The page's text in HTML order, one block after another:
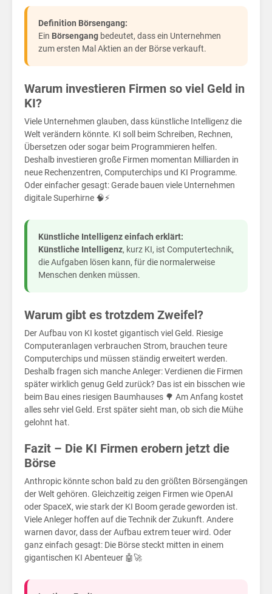
–
Definition Börsengang:
Ein Börsengang bedeutet, dass ein Unternehmen
zum ersten Mal Aktien an der Börse verkauft.
Warum investieren Firmen so viel Geld in
KI?
Viele Unternehmen glauben, dass künstliche Intelligenz die
Welt verändern könnte. KI soll beim Schreiben, Rechnen,
Übersetzen oder sogar beim Programmieren helfen.
Deshalb investieren große Firmen momentan Milliarden in
neue Rechenzentren, Computerchips und KI Programme.
Oder einfacher gesagt: Gerade bauen viele Unternehmen
digitale Superhirne 🧠⚡
Künstliche Intelligenz einfach erklärt:
Künstliche Intelligenz, kurz KI, ist Computertechnik,
die Aufgaben lösen kann, für die normalerweise
Menschen denken müssen.
Warum gibt es trotzdem Zweifel?
Der Aufbau von KI kostet gigantisch viel Geld. Riesige
Computeranlagen verbrauchen Strom, brauchen teure
Computerchips und müssen ständig erweitert werden.
Deshalb fragen sich manche Anleger: Verdienen die Firmen
später wirklich genug Geld zurück? Das ist ein bisschen wie
beim Bau eines riesigen Baumhauses 🌳 Am Anfang kostet
alles sehr viel Geld. Erst später sieht man, ob sich die Mühe
gelohnt hat.
Fazit – Die KI Firmen erobern jetzt die
Börse
Anthropic könnte schon bald zu den größten Börsengängen
der Welt gehören. Gleichzeitig zeigen Firmen wie OpenAI
oder SpaceX, wie stark der KI Boom gerade geworden ist.
Viele Anleger hoffen auf die Technik der Zukunft. Andere
warnen davor, dass der Aufbau extrem teuer wird. Oder
ganz einfach gesagt: Die Börse steckt mitten in einem
gigantischen KI Abenteuer 🤖🚀